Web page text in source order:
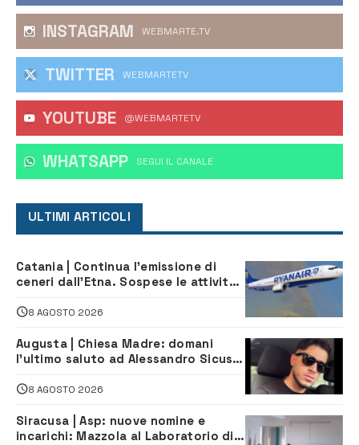
INSTAGRAM WEBMARTE.TV
TWITTER WEBMARTETV
YOUTUBE @WEBMARTETV
WHATSAPP ‎SEGUI IL CANALE
ULTIMI ARTICOLI
Catania | Continua l’emissione di
ceneri dall’Etna. Sospese le attività
8 AGOSTO 2026
Augusta | Chiesa Madre: domani
l’ultimo saluto ad Alessandro Sicuso,
8 AGOSTO 2026
Siracusa | Asp: nuove nomine e
incarichi: Mazzola al Laboratorio di